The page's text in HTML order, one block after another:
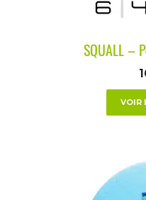
SQUALL –
VOIR